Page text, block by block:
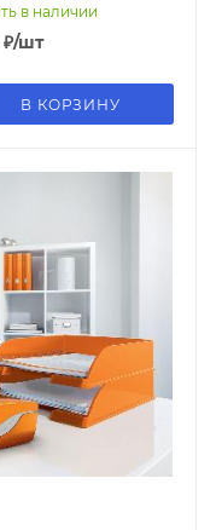
в наличии
₽/шт
В КОРЗИНУ